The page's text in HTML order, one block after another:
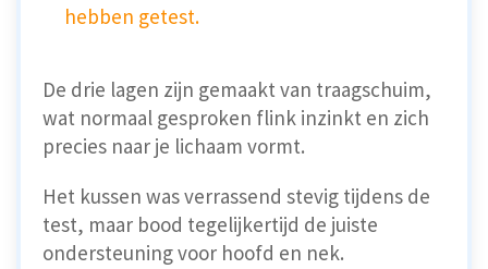
hebben getest.
De drie lagen zijn gemaakt van traagschuim,
wat normaal gesproken flink inzinkt en zich
precies naar je lichaam vormt.
Het kussen was verrassend stevig tijdens de
test, maar bood tegelijkertijd de juiste
ondersteuning voor hoofd en nek.